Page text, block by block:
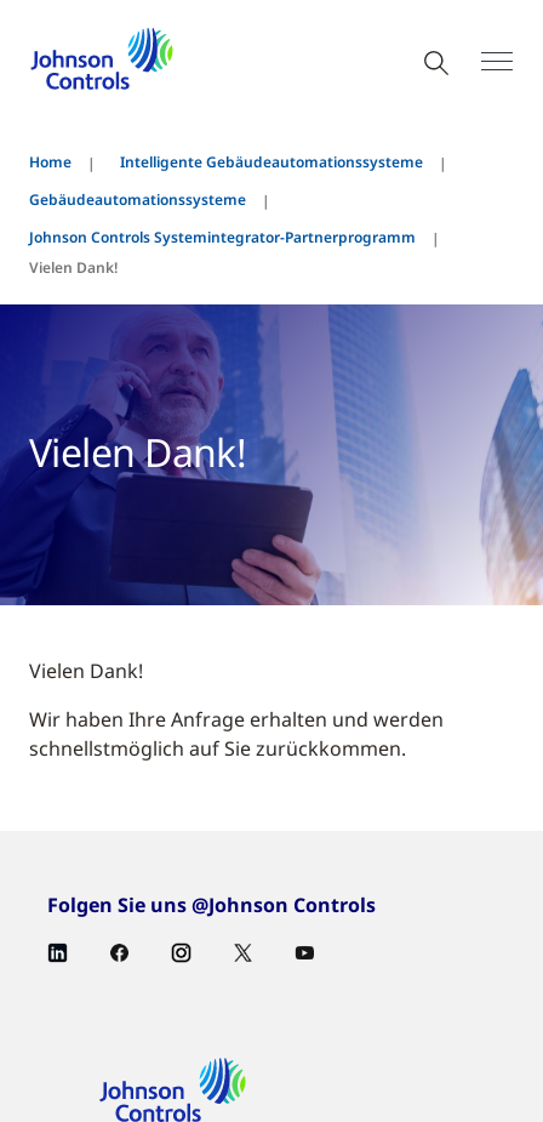
Home
Intelligente Gebäudeautomationssysteme
Gebäudeautomationssysteme
Johnson Controls Systemintegrator-Partnerprogramm
Vielen Dank!
Vielen Dank!
Vielen Dank!
Wir haben Ihre Anfrage erhalten und werden
schnellstmöglich auf Sie zurückkommen.
Folgen Sie uns @Johnson Controls